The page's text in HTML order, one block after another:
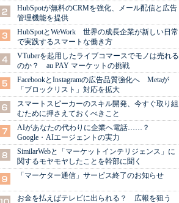
HubSpotが無料のCRMを強化、メール配信と広告
管理機能を提供
HubSpotとWeWork 世界の成長企業が新しい日常
で実践するスマートな働き方
VTuberを起用したライブコマースでモノは売れる
のか？ au PAY マーケットの挑戦
FacebookとInstagramの広告品質強化へ Metaが
「ブロックリスト」対応を拡大
スマートスピーカーのスキル開発、今すぐ取り組
むために押さえておくべきこと
AIがあなたの代わりに企業へ電話……？
Google・AIエージェントの実力
SimilarWebと「マーケットインテリジェンス」に
関するモヤモヤしたことを幹部に聞く
「マーケター通信」サービス終了のお知らせ
お金を払えばテレビに出られる？ 広報を狙う